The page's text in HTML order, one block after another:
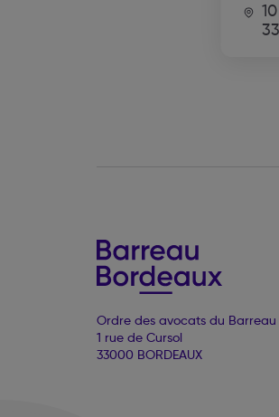
Ordre des avocats du
1 rue de Cursol
33000 BORDEAUX